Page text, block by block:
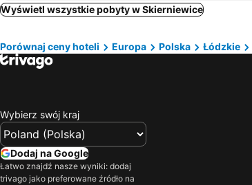
Wyświetl wszystkie pobyty w Skierniewice
Porównaj ceny hoteli Europa Polska Łódzkie
Wybierz swój kraj
Dodaj na Google
Łatwo znajdź nasze wyniki: dodaj
trivago jako preferowane źródło na